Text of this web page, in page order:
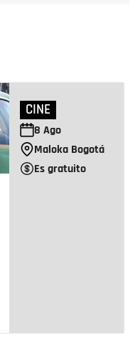
CINE
8 Ago
Maloka Bogotá
Es gratuito